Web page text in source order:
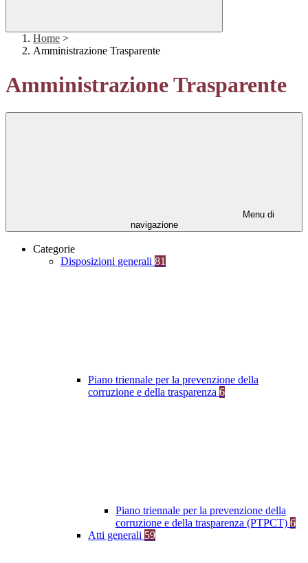
Home >
Amministrazione Trasparente
Amministrazione Trasparente
Menu di
navigazione
Categorie
Disposizioni generali 81
Piano triennale per la prevenzione della
corruzione e della trasparenza 6
Piano triennale per la prevenzione della
corruzione e della trasparenza (PTPCT) 6
Atti generali 59